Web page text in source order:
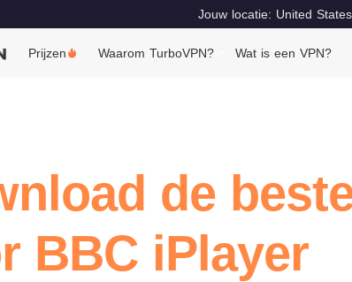
Jouw locatie: United States
Prijzen Waarom TurboVPN? Wat is een VPN?
de
BBC iPlayer